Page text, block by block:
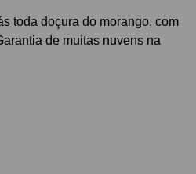
toda doçura do morango, com
de muitas nuvens na